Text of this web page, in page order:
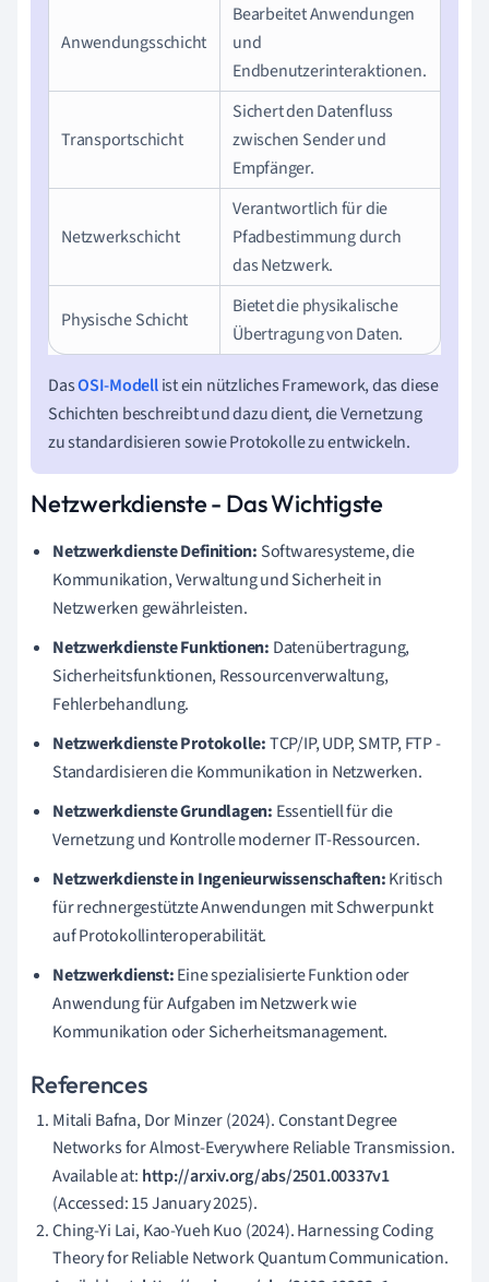
Anwendungsschicht
Bearbeitet Anwendungen
und
Endbenutzerinteraktionen.
Transportschicht
Sichert den Datenfluss
zwischen Sender und
Empfänger.
Netzwerkschicht
Verantwortlich für die
Pfadbestimmung durch
das Netzwerk.
Physische Schicht
Bietet die physikalische
Übertragung von Daten.
DasOSI-Modellist ein nützliches Framework, das diese
Schichten beschreibt und dazu dient, die Vernetzung
zu standardisieren sowie Protokolle zu entwickeln.
Netzwerkdienste - Das Wichtigste
Netzwerkdienste Definition: Softwaresysteme, die
Kommunikation, Verwaltung und Sicherheit in
Netzwerken gewährleisten.
Netzwerkdienste Funktionen: Datenübertragung,
Sicherheitsfunktionen, Ressourcenverwaltung,
Fehlerbehandlung.
Netzwerkdienste Protokolle:TCP/IP, UDP, SMTP, FTP -
Standardisieren die Kommunikation in Netzwerken.
Netzwerkdienste Grundlagen: Essentiell für die
Vernetzung und Kontrolle moderner IT-Ressourcen.
Netzwerkdienste in Ingenieurwissenschaften:Kritisch
für rechnergestützte Anwendungen mit Schwerpunkt
auf Protokollinteroperabilität.
Netzwerkdienst:Eine spezialisierte Funktion oder
Anwendung für Aufgaben im Netzwerk wie
Kommunikation oder Sicherheitsmanagement.
References
Mitali Bafna, Dor Minzer (2024). Constant Degree
Networks for Almost-Everywhere Reliable Transmission.
Available at: http://arxiv.org/abs/2501.00337v1
(Accessed: 15 January 2025).
Ching-Yi Lai, Kao-Yueh Kuo (2024). Harnessing Coding
Theory for Reliable Network Quantum Communication.